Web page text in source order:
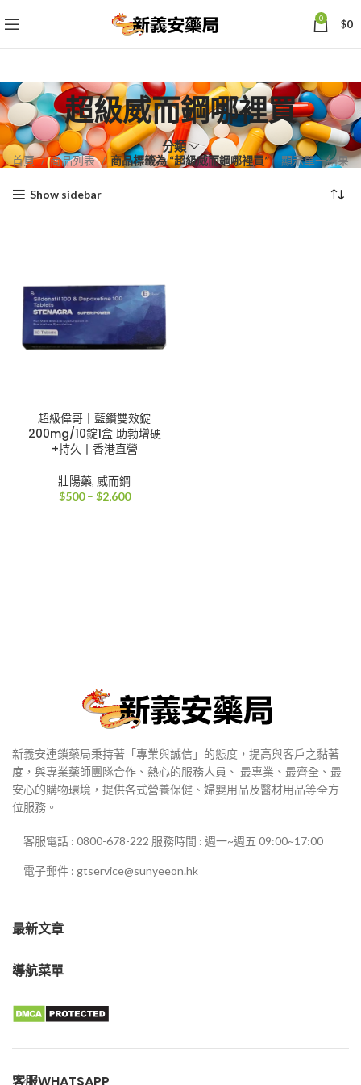
0 $0
超級威而鋼哪裡買
分類
首頁 商品列表 商品標籤為 “超級威而鋼哪裡買” 顯示單一結果
Show sidebar
超級偉哥丨藍鑽雙效錠
200mg/10錠1盒 助勃增硬
+持久丨香港直營
壯陽藥, 威而鋼
$500 – $2,600價
新義安連鎖藥局秉持著「專業與誠信」的態度，提高與客戶之黏著
度，與專業藥師團隊合作、熱心的服務人員、 最專業、最齊全、最
安心的購物環境，提供各式營養保健、婦嬰用品及醫材用品等全方
位服務。
客服電話 : 0800-678-222 服務時間 : 週一~週五 09:00~17:00
電子郵件 : gtservice@sunyeeon.hk
最新文章
導航菜單